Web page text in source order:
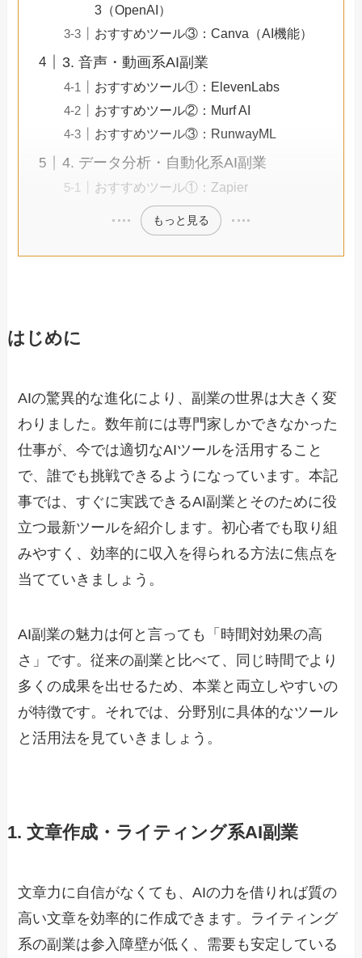
3（OpenAI）
おすすめツール③：Canva（AI機能）
3. 音声・動画系AI副業
おすすめツール①：ElevenLabs
おすすめツール②：Murf AI
おすすめツール③：RunwayML
4. データ分析・自動化系AI副業
おすすめツール①：Zapier
もっと見る
はじめに
AIの驚異的な進化により、副業の世界は大きく変
わりました。数年前には専門家しかできなかった
仕事が、今では適切なAIツールを活用すること
で、誰でも挑戦できるようになっています。本記
事では、すぐに実践できるAI副業とそのために役
立つ最新ツールを紹介します。初心者でも取り組
みやすく、効率的に収入を得られる方法に焦点を
当てていきましょう。
AI副業の魅力は何と言っても「時間対効果の高
さ」です。従来の副業と比べて、同じ時間でより
多くの成果を出せるため、本業と両立しやすいの
が特徴です。それでは、分野別に具体的なツール
と活用法を見ていきましょう。
1. 文章作成・ライティング系AI副業
文章力に自信がなくても、AIの力を借りれば質の
高い文章を効率的に作成できます。ライティング
系の副業は参入障壁が低く、需要も安定している